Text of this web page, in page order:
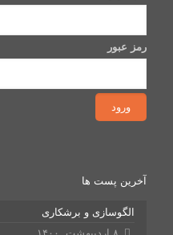
رمز عبور
آخرین پست ها
الگوسازی و برشکاری